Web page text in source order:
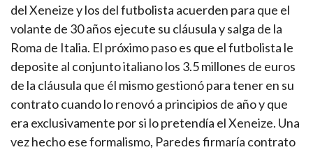
del Xeneize y los del futbolista acuerden para que el
volante de 30 años ejecute su cláusula y salga de la
Roma de Italia. El próximo paso es que el futbolista le
deposite al conjunto italiano los 3.5 millones de euros
de la cláusula que él mismo gestionó para tener en su
contrato cuando lo renovó a principios de año y que
era exclusivamente por si lo pretendía el Xeneize. Una
vez hecho ese formalismo, Paredes firmaría contrato